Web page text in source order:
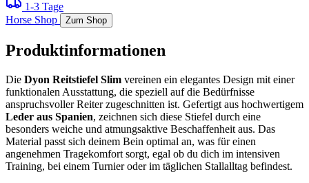
1-3 Tage
Horse Shop
Zum Shop
Produktinformationen
Die Dyon Reitstiefel Slim vereinen ein elegantes Design mit einer
funktionalen Ausstattung, die speziell auf die Bedürfnisse
anspruchsvoller Reiter zugeschnitten ist. Gefertigt aus hochwertigem
Leder aus Spanien, zeichnen sich diese Stiefel durch eine
besonders weiche und atmungsaktive Beschaffenheit aus. Das
Material passt sich deinem Bein optimal an, was für einen
angenehmen Tragekomfort sorgt, egal ob du dich im intensiven
Training, bei einem Turnier oder im täglichen Stallalltag befindest.